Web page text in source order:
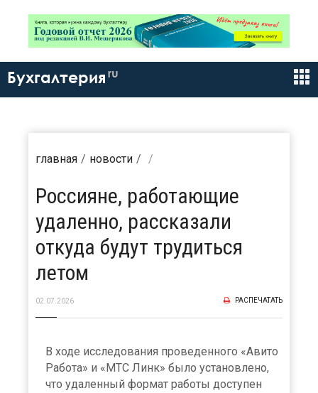
Бухгалтерия ru
главная новости
Россияне, работающие
удаленно, рассказали
откуда будут трудиться
летом
02.07.2026 РАСПЕЧАТАТЬ
В ходе исследования проведенного «Авито
Работа» и «МТС Линк» было установлено,
что удаленный формат работы доступен